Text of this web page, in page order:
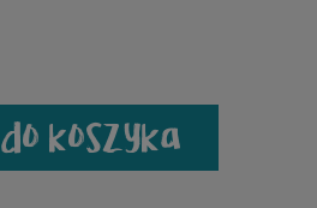
do koszyka